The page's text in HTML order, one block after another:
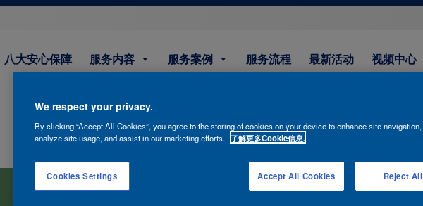
八大安心保障 服务内容 服务案例 服务流程 最新活动 视频中心
We respect your privacy.
By clicking “Accept All Cookies”, you agree to the storing of cookies on your device to enhance site navigation,
analyze site usage, and assist in our marketing efforts. 了解更多Cookie信息.
Cookies Settings Reject All
Accept All Cookies